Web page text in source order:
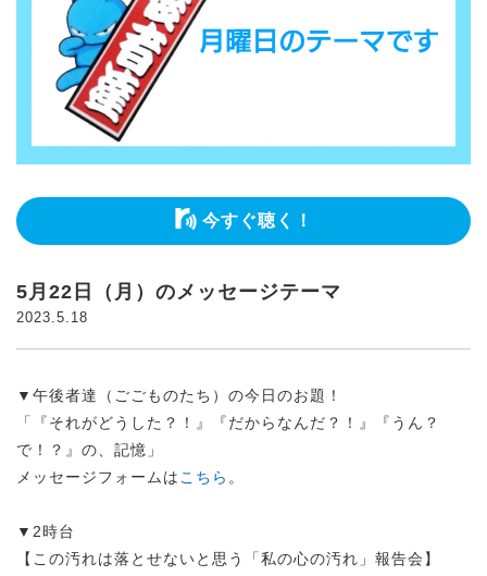
今すぐ聴く！
5月22日（月）のメッセージテーマ
2023.5.18
▼午後者達（ごごものたち）の今日のお題！
「『それがどうした？！』『だからなんだ？！』『うん？
で！？』の、記憶」
メッセージフォームはこちら 。
▼2時台
【この汚れは落とせないと思う「私の心の汚れ」報告会】